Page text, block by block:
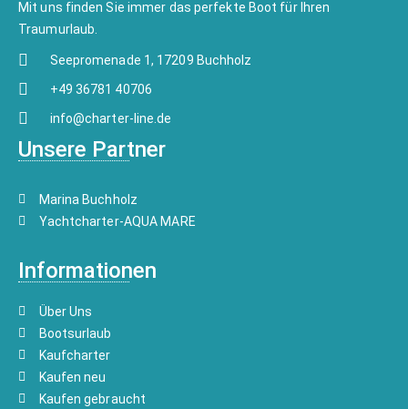
Mit uns finden Sie immer das perfekte Boot für Ihren
Traumurlaub.
Seepromenade 1, 17209 Buchholz
+49 36781 40706
info@charter-line.de
Unsere Partner
Marina Buchholz
Yachtcharter-AQUA MARE
Informationen
Über Uns
Bootsurlaub
Kaufcharter
Kaufen neu
Kaufen gebraucht